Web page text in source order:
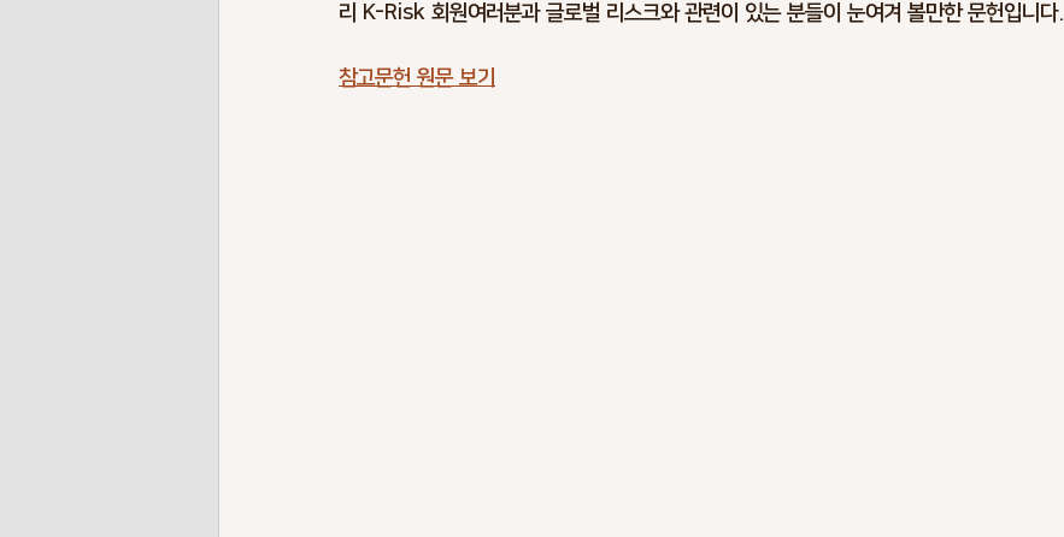
리 K-Risk 회원여러분과 글로벌 리스크와 관련이 있는 분들이 눈여겨 볼만한 문헌입니다.
참고문헌 원문 보기